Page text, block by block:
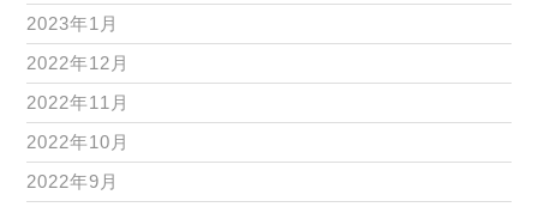
2023年1月
2022年12月
2022年11月
2022年10月
2022年9月